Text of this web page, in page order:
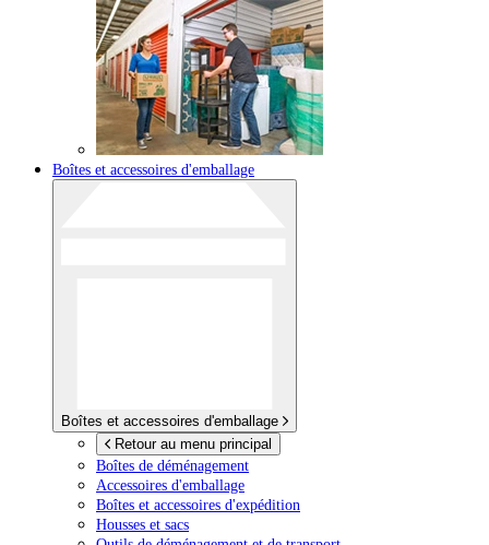
Boîtes et accessoires d'emballage
Boîtes et accessoires d'emballage
Retour au menu principal
Boîtes de déménagement
Accessoires d'emballage
Boîtes et accessoires d'expédition
Housses et sacs